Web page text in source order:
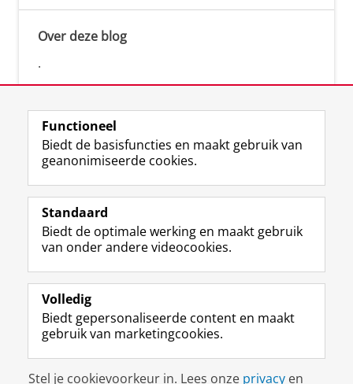
Over deze blog
.
Volg de RUG
F
a
e
b
o
p
a
i
n
L
i
k
e
I
-
p
g
i
R
S
-
f
e
R
k
s
I
n
t
r
m
c
c
Y
o
T
e
k
a
a
Studiekiezers
Alumni
Over ons
Disclaimer & Copyright
Functioneel
Biedt de basisfuncties en maakt gebruik van
geanonimiseerde cookies.
Standaard
Biedt de optimale werking en maakt gebruik
van onder andere videocookies.
Volledig
Biedt gepersonaliseerde content en maakt
gebruik van marketingcookies.
Stel je cookievoorkeur in. Lees onze privacy en